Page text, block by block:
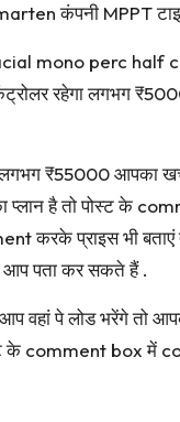
कंपनी MPPT
perc half cut
रहेगा लगभग
₹55000 आपका
प्लान है तो पोस्ट
करके प्राइस भी
पता कर सकते हैं .
पे लोड भरेंगे तो
के comment box में